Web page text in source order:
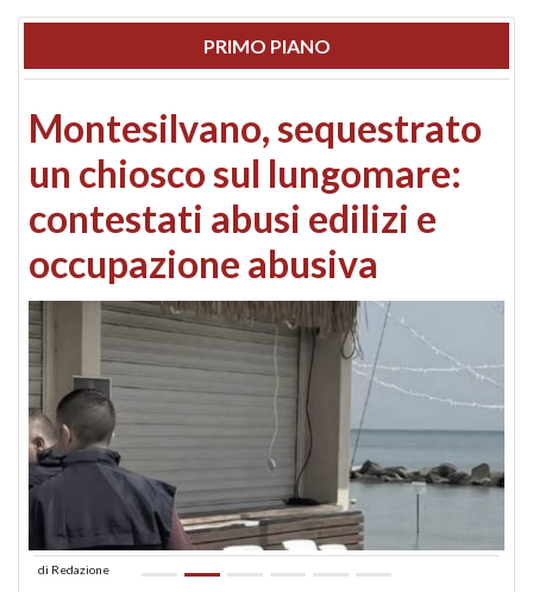
PRIMO PIANO
Montesilvano, sequestrato
un chiosco sul lungomare:
contestati abusi edilizi e
occupazione abusiva
di Redazione